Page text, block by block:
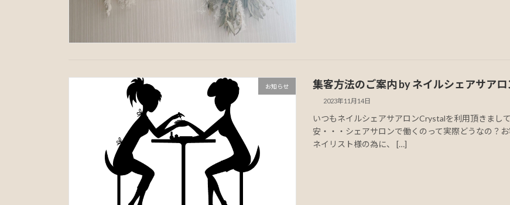
お知らせ 集客方法のご案内 by ネイルシェアサア
2023年11月14日
いつもネイルシェアサアロンCrystalを利用頂きまし
安・・・シェアサロンで働くのって実際どうなの？
ネイリスト様の為に、 […]